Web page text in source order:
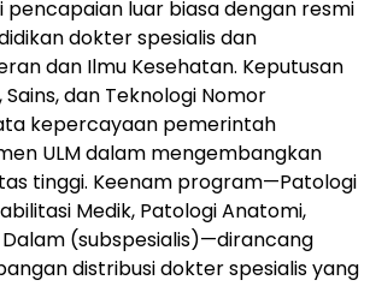
luar biasa dengan resmi
dokter spesialis dan
dan Ilmu Kesehatan. Keputusan
dan Teknologi Nomor
kepercayaan pemerintah
ULM dalam mengembangkan
tinggi. Keenam program—Patologi
Medik, Patologi Anatomi,
Dalam (subspesialis)—dirancang
distribusi dokter spesialis yang